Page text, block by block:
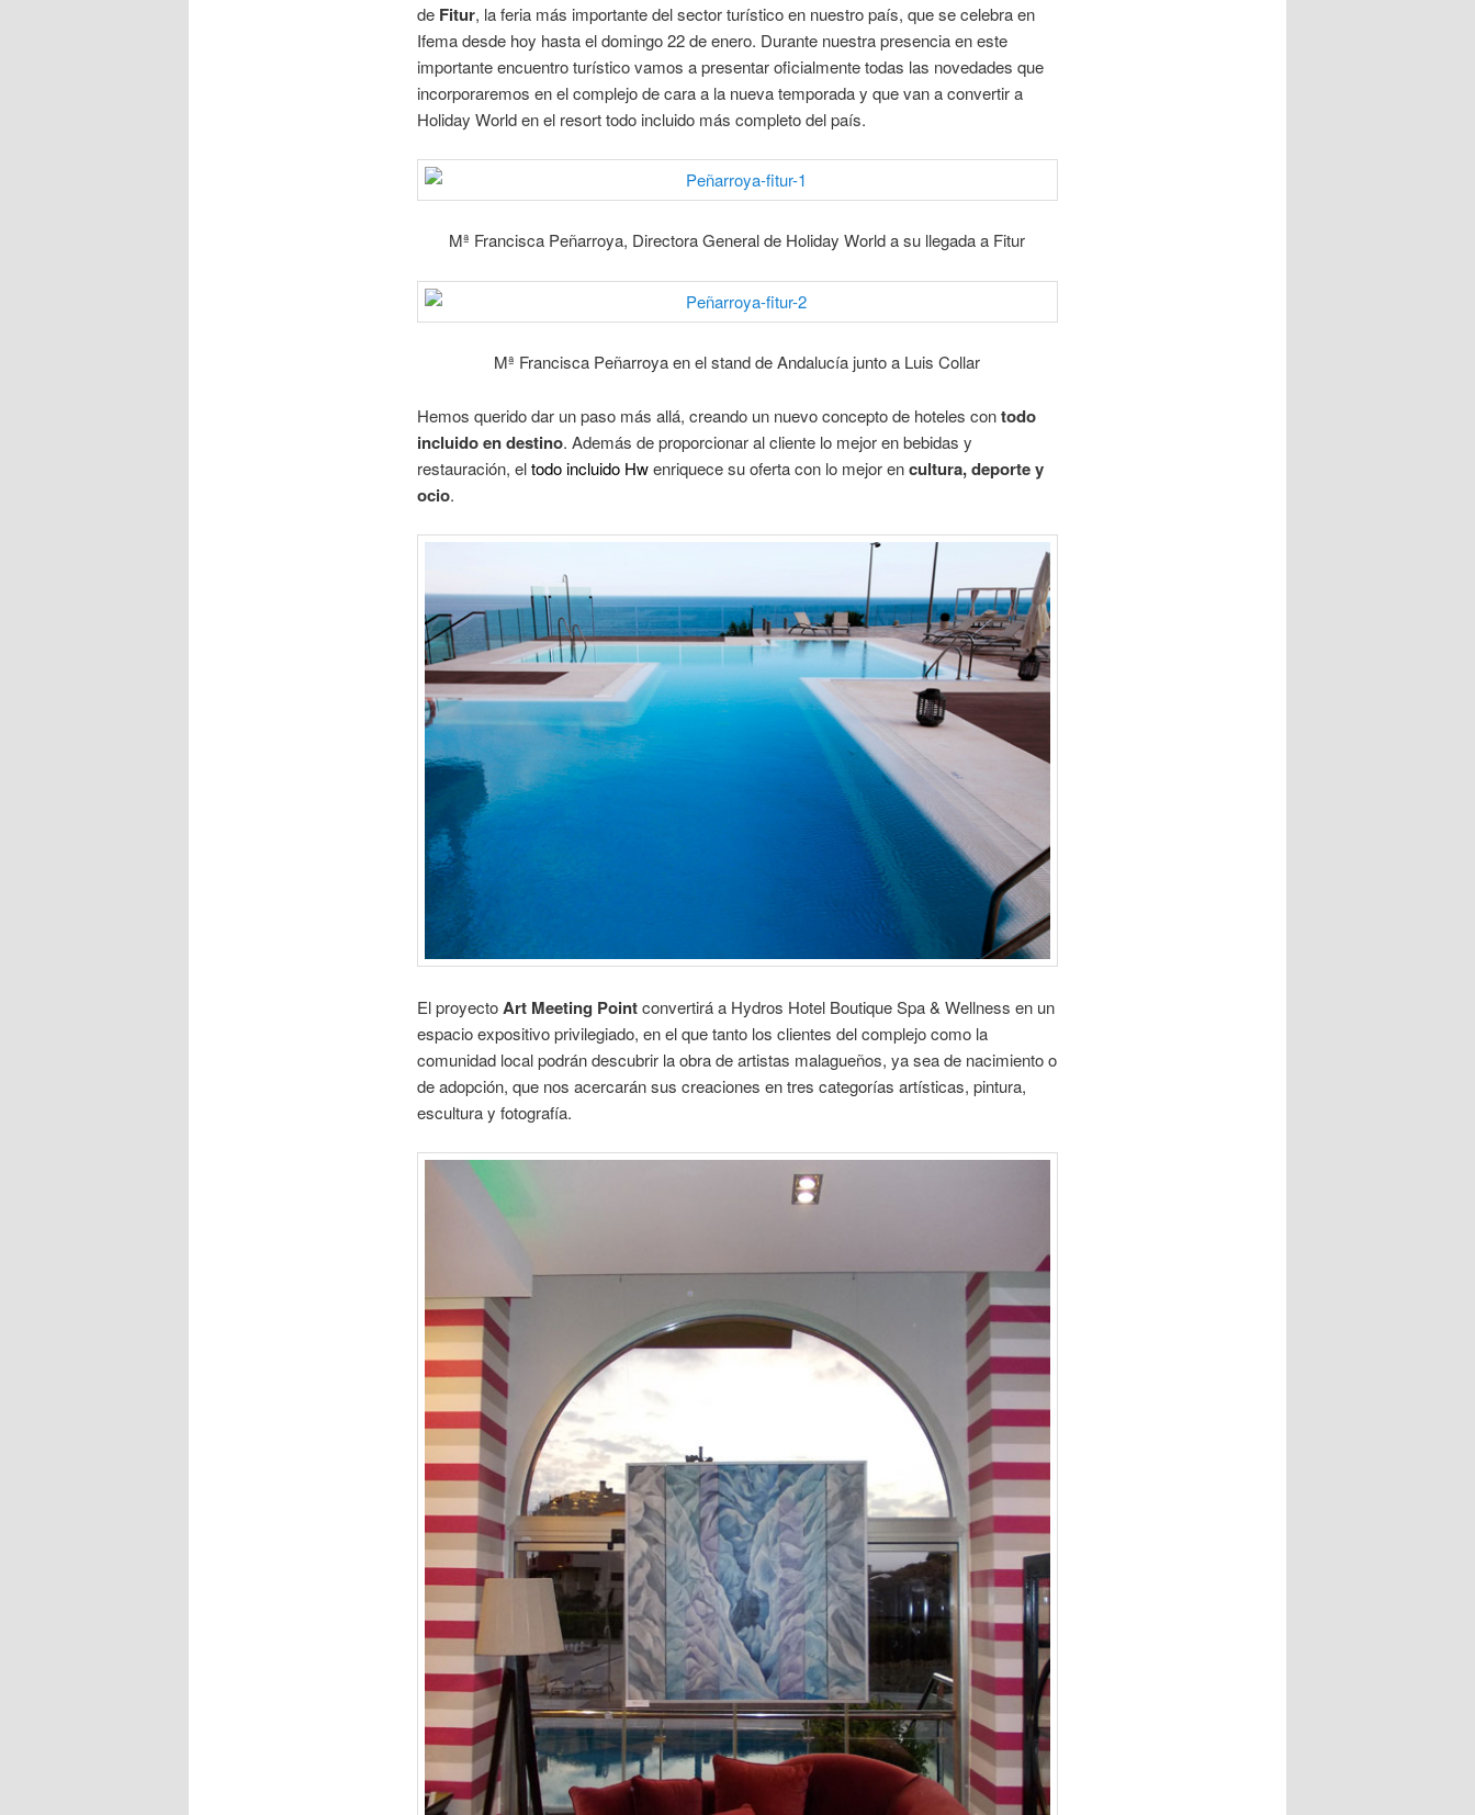
de Fitur, la feria más importante del sector turístico en nuestro país, que se celebra en
Ifema desde hoy hasta el domingo 22 de enero. Durante nuestra presencia en este
importante encuentro turístico vamos a presentar oficialmente todas las novedades que
incorporaremos en el complejo de cara a la nueva temporada y que van a convertir a
Holiday World en el resort todo incluido más completo del país.
Mª Francisca Peñarroya, Directora General de Holiday World a su llegada a Fitur
Mª Francisca Peñarroya en el stand de Andalucía junto a Luis Collar
Hemos querido dar un paso más allá, creando un nuevo concepto de hoteles contodo
incluido en destino. Además de proporcionar al cliente lo mejor en bebidas y
restauración, eltodo incluido Hwenriquece su oferta con lo mejor encultura, deporte y
ocio.
El proyectoArt Meeting Pointconvertirá a Hydros Hotel Boutique Spa & Wellness en un
espacio expositivo privilegiado, en el que tanto los clientes del complejo como la
comunidad local podrán descubrir la obra de artistas malagueños, ya sea de nacimiento o
de adopción, que nos acercarán sus creaciones en tres categorías artísticas, pintura,
escultura y fotografía.